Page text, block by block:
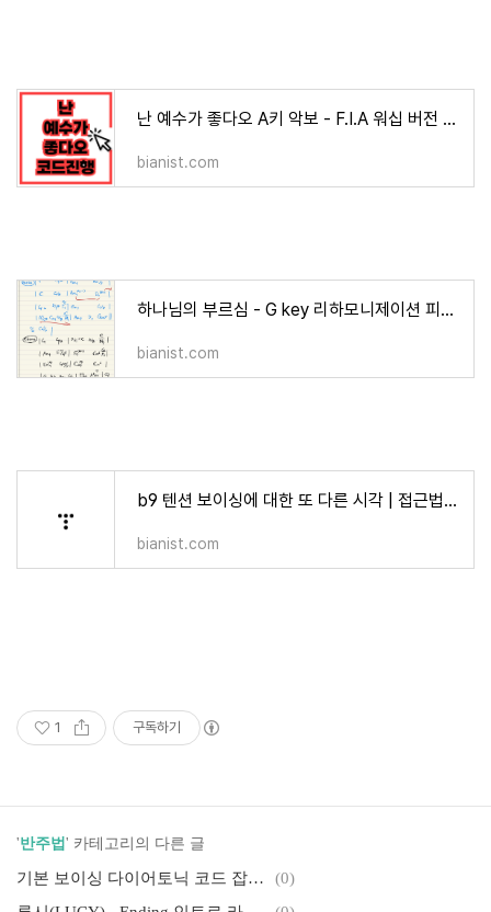
난 예수가 좋다오 A키 악보 - F.I.A 워십 버전 코드진행
bianist.com
하나님의 부르심 - G key 리하모니제이션 피아노 반주법
bianist.com
b9 텐션 보이싱에 대한 또 다른 시각 | 접근법 인사이트
bianist.com
1 구독하기
'반주법 ' 카테고리의 다른 글
기본 보이싱 다이어토닉 코드 잡는 법 - 이론과 실제는 달라요
(0)